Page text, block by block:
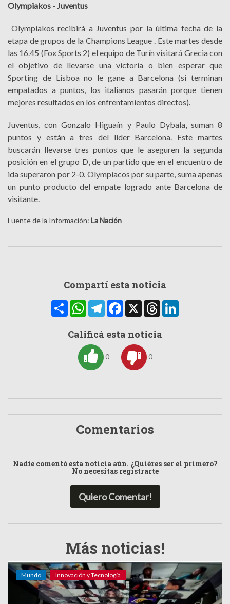
Olympiakos - Juventus
Olympiakos recibirá a Juventus por la última fecha de la
etapa de grupos de la Champions League . Este martes desde
las 16.45 (Fox Sports 2) el equipo de Turín visitará Grecia con
el objetivo de llevarse una victoria o bien esperar que
Sporting de Lisboa no le gane a Barcelona (si terminan
empatados a puntos, los italianos pasarán porque tienen
mejores resultados en los enfrentamientos directos).
Juventus, con Gonzalo Higuaín y Paulo Dybala, suman 8
puntos y están a tres del líder Barcelona. Este martes
buscarán llevarse tres puntos que le aseguren la segunda
posición en el grupo D, de un partido que en el encuentro de
ida superaron por 2-0. Olympiacos por su parte, suma apenas
un punto producto del empate logrado ante Barcelona de
visitante.
Fuente de la Información: La Nación
Compartí esta noticia
CompartirWhatsAppTelegramFacebook
X Threads
Calificá esta noticia
0 0
Comentarios
Nadie comentó esta noticia aún. ¿Quiéres ser el primero?
No necesitas registrarte
Quiero Comentar!
Más noticias!
Mundo Innovación y Tecnología